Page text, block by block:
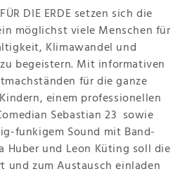
DIE ERDE setzen sich die
möglichst viele Menschen für
Klimawandel und
begeistern. Mit informativen
für die ganze
einem professionellen
Sebastian 23 sowie
funkigem Sound mit Band-
Huber und Leon Küting soll die
und zum Austausch einladen